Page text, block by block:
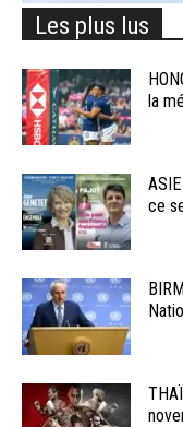
Les plus lus
la
ce